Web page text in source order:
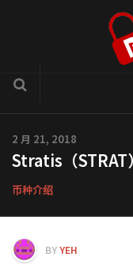
区块链技术专栏
项目官方讯息
COTI
2 月 21, 2018
Stratis（STRAT
币种介绍
BYYEH